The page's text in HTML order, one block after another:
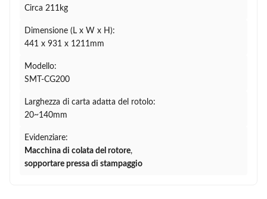
Circa 211kg
Dimensione (L x W x H):
441 x 931 x 1211mm
Modello:
SMT-CG200
Larghezza di carta adatta del rotolo:
20~140mm
Evidenziare:
Macchina di colata del rotore,
sopportare pressa di stampaggio